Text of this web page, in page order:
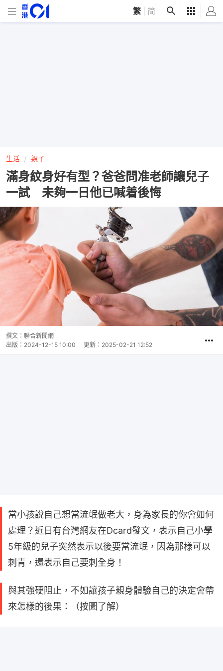
繁 简
生活 親子
滿身紋身好有型？爸爸問准老師讓兒子
一試 未夠一日他已喊着後悔
撰文： 聯合新聞網
出版： 2024-12-15 10:00 更新： 2025-02-21 12:52
當小孩說自己想當流氓做老大，身為家長的你會如何
處理？近日有台灣網友在Dcard發文，表示自己小學
5年級的兒子突然表示以後要當流氓，因為那樣可以
刺青，還表示自己要刺全身！
與其強硬阻止，不如讓孩子親身體驗自己的決定會帶
來怎樣的後果：（按圖了解）